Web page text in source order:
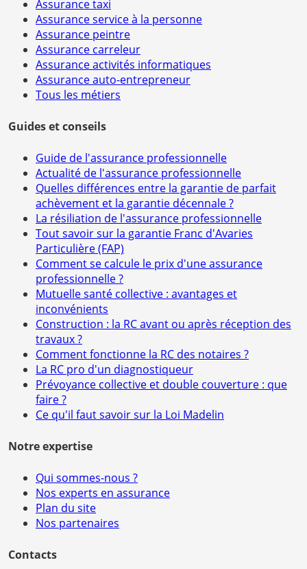
Assurance taxi
Assurance service à la personne
Assurance peintre
Assurance carreleur
Assurance activités informatiques
Assurance auto-entrepreneur
Tous les métiers
Guides et conseils
Guide de l'assurance professionnelle
Actualité de l'assurance professionnelle
Quelles différences entre la garantie de parfait
achèvement et la garantie décennale ?
La résiliation de l'assurance professionnelle
Tout savoir sur la garantie Franc d'Avaries
Particulière (FAP)
Comment se calcule le prix d'une assurance
professionnelle ?
Mutuelle santé collective : avantages et
inconvénients
Construction : la RC avant ou après réception des
travaux ?
Comment fonctionne la RC des notaires ?
La RC pro d'un diagnostiqueur
Prévoyance collective et double couverture : que
faire ?
Ce qu'il faut savoir sur la Loi Madelin
Notre expertise
Qui sommes-nous ?
Nos experts en assurance
Plan du site
Nos partenaires
Contacts